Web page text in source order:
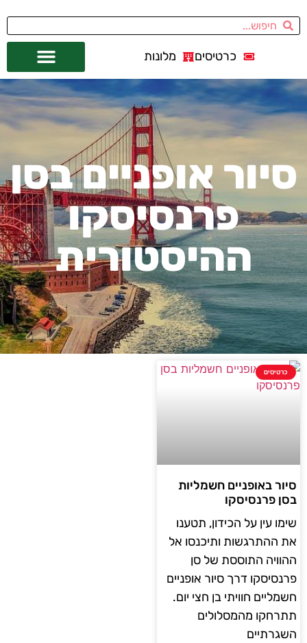
כרטיסים מלונות
סיור אופניים בסן
פרנסיסקו
ההיסטורית
כרטיסים
סיור באופניים חשמליות
בסן פרנסיסקו
שימו עין על הכידון, תטענו
את ההתרגשות ותיכנסו אל
ההוויה התוססת של סן
פרנסיסקו דרך סיור אופניים
חשמליים חוויתי בן חצי יום.
תתרחקו מהמסלולים
השגרתיים